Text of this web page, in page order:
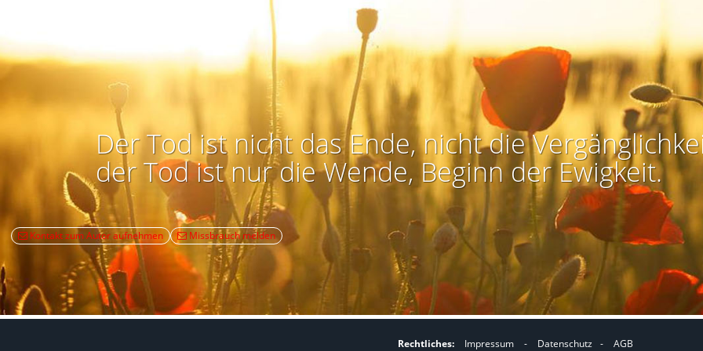
Der Tod ist nicht das Ende, nicht die
der Tod ist nur die Wende, Beginn der Ewigkeit.
Kontakt zum Autor aufnehmen Missbrauch melden
Rechtliches: Impressum - Datenschutz - AGB